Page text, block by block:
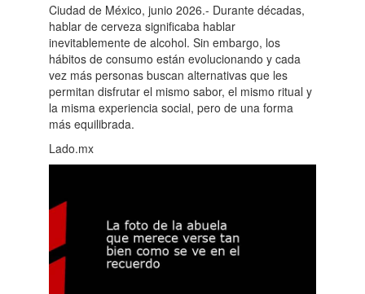
Ciudad de México, junio 2026.- Durante décadas,
hablar de cerveza significaba hablar
inevitablemente de alcohol. Sin embargo, los
hábitos de consumo están evolucionando y cada
vez más personas buscan alternativas que les
permitan disfrutar el mismo sabor, el mismo ritual y
la misma experiencia social, pero de una forma
más equilibrada.
Lado.mx